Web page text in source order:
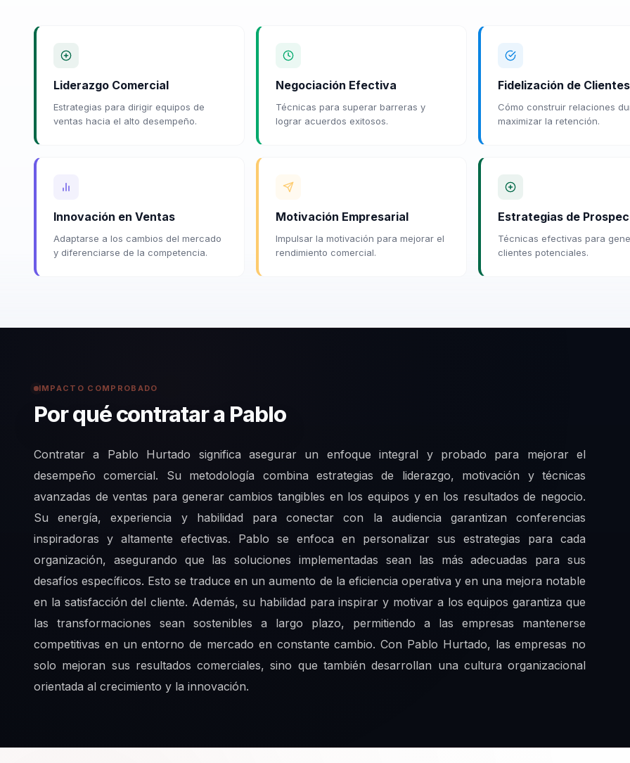
Liderazgo Comercial
Estrategias para dirigir equipos de
ventas hacia el alto desempeño.
Negociación Efectiva
Técnicas para superar barreras y
lograr acuerdos exitosos.
Fidelización de Clientes
Cómo construir relaciones
maximizar la retención.
Innovación en Ventas
Adaptarse a los cambios del mercado
y diferenciarse de la competencia.
Motivación Empresarial
Impulsar la motivación para mejorar el
rendimiento comercial.
Estrategias de
Técnicas efectivas para
clientes potenciales.
IMPACTO COMPROBADO
Por qué contratar a Pablo
Contratar a Pablo Hurtado significa asegurar un enfoque integral y probado para mejorar el
desempeño comercial. Su metodología combina estrategias de liderazgo, motivación y técnicas
avanzadas de ventas para generar cambios tangibles en los equipos y en los resultados de negocio.
Su energía, experiencia y habilidad para conectar con la audiencia garantizan conferencias
inspiradoras y altamente efectivas. Pablo se enfoca en personalizar sus estrategias para cada
organización, asegurando que las soluciones implementadas sean las más adecuadas para sus
desafíos específicos. Esto se traduce en un aumento de la eficiencia operativa y en una mejora notable
en la satisfacción del cliente. Además, su habilidad para inspirar y motivar a los equipos garantiza que
las transformaciones sean sostenibles a largo plazo, permitiendo a las empresas mantenerse
competitivas en un entorno de mercado en constante cambio. Con Pablo Hurtado, las empresas no
solo mejoran sus resultados comerciales, sino que también desarrollan una cultura organizacional
orientada al crecimiento y la innovación.